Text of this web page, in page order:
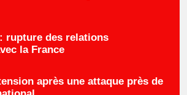
rupture des relations
la France
après une attaque près de